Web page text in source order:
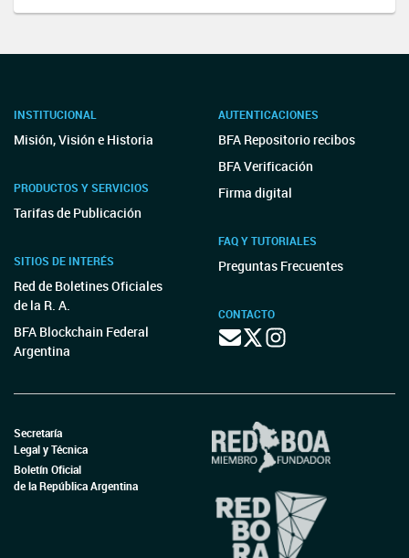
INSTITUCIONAL
Misión, Visión e Historia
PRODUCTOS Y SERVICIOS
Tarifas de Publicación
SITIOS DE INTERÉS
Red de Boletines Oficiales
de la R. A.
BFA Blockchain Federal
Argentina
AUTENTICACIONES
BFA Repositorio recibos
BFA Verificación
Firma digital
FAQ Y TUTORIALES
Preguntas Frecuentes
CONTACTO
Secretaría
Legal y Técnica
Boletín Oficial
de la República Argentina